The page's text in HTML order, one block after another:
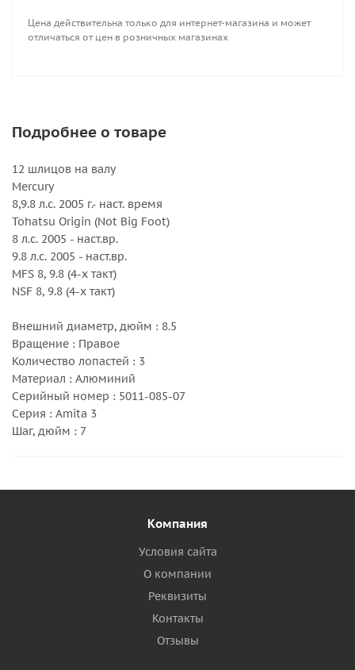
Цена действительна только для интернет-магазина и может
отличаться от цен в розничных магазинах
Подробнее о товаре
12 шлицов на валу
Mercury
8,9.8 л.с. 2005 г.- наст. время
Tohatsu Origin (Not Big Foot)
8 л.с. 2005 - наст.вр.
9.8 л.с. 2005 - наст.вр.
MFS 8, 9.8 (4-х такт)
NSF 8, 9.8 (4-х такт)
Внешний диаметр, дюйм : 8.5
Вращение : Правое
Количество лопастей : 3
Материал : Алюминий
Серийный номер : 5011-085-07
Серия : Amita 3
Шаг, дюйм : 7
Компания
Условия сайта
О компании
Реквизиты
Контакты
Отзывы